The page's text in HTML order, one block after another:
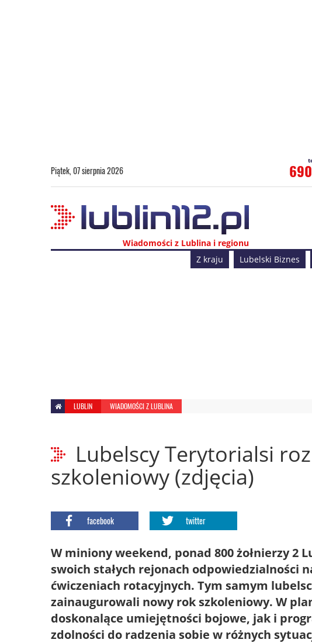
Piątek, 07 sierpnia 2026
Wiadomości z Lublina i regionu
Z kraju Lubelski Biznes
LUBLIN WIADOMOŚCI Z LUBLINA
Lubelscy Terytorialsi
szkoleniowy (zdjęcia)
facebook twitter
W miniony weekend, ponad 800 żołnierzy 2
swoich stałych rejonach odpowiedzialności
ćwiczeniach rotacyjnych. Tym samym
zainaugurowali nowy rok szkoleniowy. W
doskonalące umiejętności bojowe, jak i
zdolności do radzenia sobie w różnych